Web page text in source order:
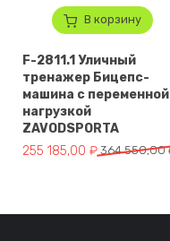
В корзину
F-2811.1 Уличный
тренажер Бицепс-
машина с переменной
нагрузкой
ZAVODSPORTA
364 550,00
Первоначальная цена
255 185,00 ₽
Текущая цена: 255 185,00